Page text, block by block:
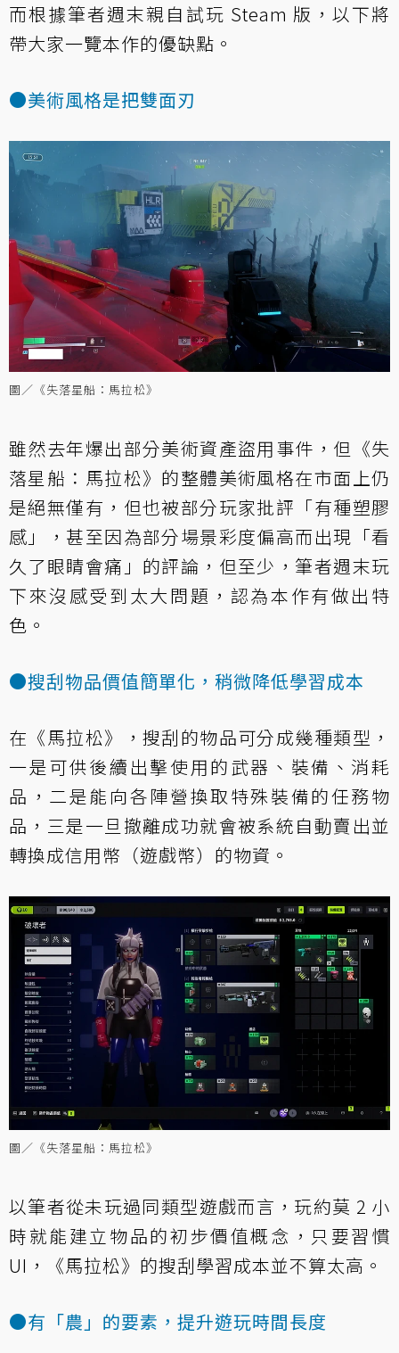
而根據筆者週末親自試玩 Steam 版，以下將
帶大家一覽本作的優缺點。
●美術風格是把雙面刃
圖／《失落星船：馬拉松》
雖然去年爆出部分美術資產盜用事件，但《失
落星船：馬拉松》的整體美術風格在市面上仍
是絕無僅有，但也被部分玩家批評「有種塑膠
感」，甚至因為部分場景彩度偏高而出現「看
久了眼睛會痛」的評論，但至少，筆者週末玩
下來沒感受到太大問題，認為本作有做出特
色。
●搜刮物品價值簡單化，稍微降低學習成本
在《馬拉松》，搜刮的物品可分成幾種類型，
一是可供後續出擊使用的武器、裝備、消耗
品，二是能向各陣營換取特殊裝備的任務物
品，三是一旦撤離成功就會被系統自動賣出並
轉換成信用幣（遊戲幣）的物資。
圖／《失落星船：馬拉松》
以筆者從未玩過同類型遊戲而言，玩約莫 2 小
時就能建立物品的初步價值概念，只要習慣
UI，《馬拉松》的搜刮學習成本並不算太高。
●有「農」的要素，提升遊玩時間長度